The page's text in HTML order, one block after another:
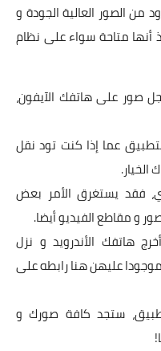
من الصور العالية الجودة و
أنها متاحة سواء على نظام
صور على هاتفك الآيفون،
عما إذا كنت تود نقل
فقد يستغرق الأمر بعض
و مقاطع الفيديو أيضا.
هاتفك الأندرويد و نزل
عليهن هنا رابطه على
ستجد كافة صورك و